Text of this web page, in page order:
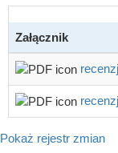
Załącznik
Pokaż rejestr zmian